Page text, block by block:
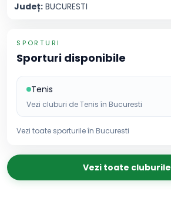
Județ: BUCURESTI
SPORTURI
Sporturi disponibile
Tenis
Vezi cluburi deTenis în Bucuresti
Vezi toate sporturile în Bucuresti
Vezi toate cluburile